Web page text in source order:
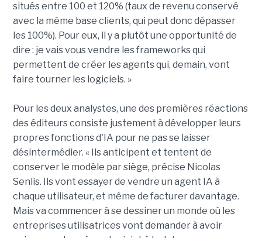
situés entre 100 et 120% (taux de revenu conservé
avec la même base clients, qui peut donc dépasser
les 100%). Pour eux, il y a plutôt une opportunité de
dire : je vais vous vendre les frameworks qui
permettent de créer les agents qui, demain, vont
faire tourner les logiciels. »
Pour les deux analystes, une des premières réactions
des éditeurs consiste justement à développer leurs
propres fonctions d'IA pour ne pas se laisser
désintermédier. « Ils anticipent et tentent de
conserver le modèle par siège, précise Nicolas
Senlis. Ils vont essayer de vendre un agent IA à
chaque utilisateur, et même de facturer davantage.
Mais va commencer à se dessiner un monde où les
entreprises utilisatrices vont demander à avoir